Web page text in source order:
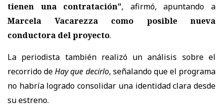
tienen una contratación”, afirmó, apuntando a
Marcela Vacarezza como posible nueva
conductora del proyecto.
La periodista también realizó un análisis sobre el
recorrido deHay que decirlo, señalando que el programa
no habría logrado consolidar una identidad clara desde
su estreno.